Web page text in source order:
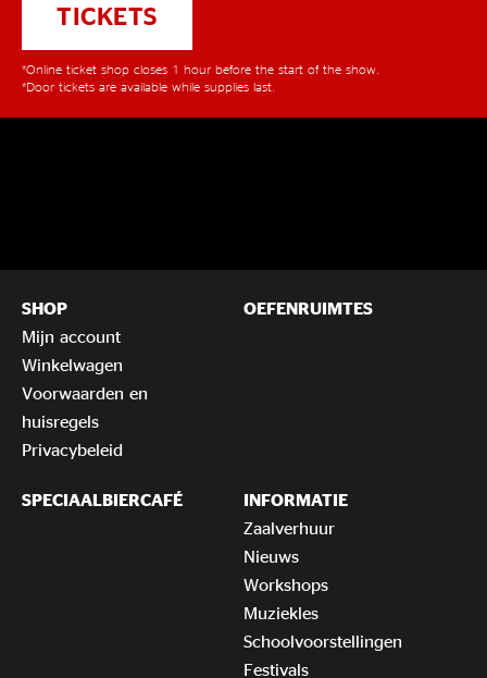
TICKETS
*Online ticket shop closes 1 hour before the start of the show.
*Door tickets are available while supplies last.
SHOP
Mijn account
Winkelwagen
Voorwaarden en
huisregels
Privacybeleid
OEFENRUIMTES
SPECIAALBIERCAFÉ
INFORMATIE
Zaalverhuur
Nieuws
Workshops
Muziekles
Schoolvoorstellingen
Festivals